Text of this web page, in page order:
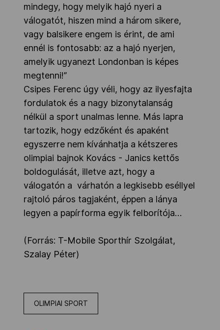
mindegy, hogy melyik hajó nyeri a
válogatót, hiszen mind a három sikere,
vagy balsikere engem is érint, de ami
ennél is fontosabb: az a hajó nyerjen,
amelyik ugyanezt Londonban is képes
megtenni!”
Csipes Ferenc úgy véli, hogy az ilyesfajta
fordulatok és a nagy bizonytalanság
nélkül a sport unalmas lenne. Más lapra
tartozik, hogy edzőként és apaként
egyszerre nem kívánhatja a kétszeres
olimpiai bajnok Kovács - Janics kettős
boldogulását, illetve azt, hogy a
válogatón a várhatón a legkisebb eséllyel
rajtoló páros tagjaként, éppen a lánya
legyen a papírforma egyik felborítója…
(Forrás: T-Mobile Sporthír Szolgálat,
Szalay Péter)
OLIMPIAI SPORT